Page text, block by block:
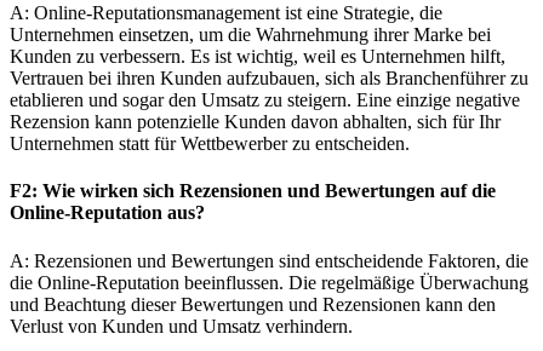
A: Online-Reputationsmanagement ist eine Strategie, die
Unternehmen einsetzen, um die Wahrnehmung ihrer Marke bei
Kunden zu verbessern. Es ist wichtig, weil es Unternehmen hilft,
Vertrauen bei ihren Kunden aufzubauen, sich als Branchenführer zu
etablieren und sogar den Umsatz zu steigern. Eine einzige negative
Rezension kann potenzielle Kunden davon abhalten, sich für Ihr
Unternehmen statt für Wettbewerber zu entscheiden.
F2: Wie wirken sich Rezensionen und Bewertungen auf die
Online-Reputation aus?
A: Rezensionen und Bewertungen sind entscheidende Faktoren, die
die Online-Reputation beeinflussen. Die regelmäßige Überwachung
und Beachtung dieser Bewertungen und Rezensionen kann den
Verlust von Kunden und Umsatz verhindern.